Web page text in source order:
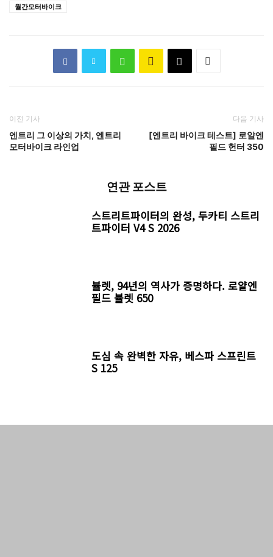
월간모터바이크
이전 기사
엔트리 그 이상의 가치, 엔트리
모터바이크 라인업
다음 기사
[엔트리 바이크 테스트] 로얄엔
필드 헌터 350
연관 포스트
스트리트파이터의 완성, 두카티 스트리
트파이터 V4 S 2026
뷸렛, 94년의 역사가 증명하다. 로얄엔
필드 뷸렛 650
도심 속 완벽한 자유, 베스파 스프린트
S 125